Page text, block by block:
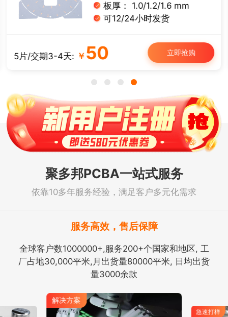
板厚： 1.0/1.2/1.6 mm
可12/24小时发货
5片/交期3-4天: ￥ 50 立即抢购
聚多邦PCBA一站式服务
依靠10多年服务经验，满足客户多元化需求
服务高效，售后保障
全球客户数1000000+,服务200+个国家和地区, 工
厂占地30,000平米,月出货量80000平米, 日均出货
量3000余款
解决方案
急速打样